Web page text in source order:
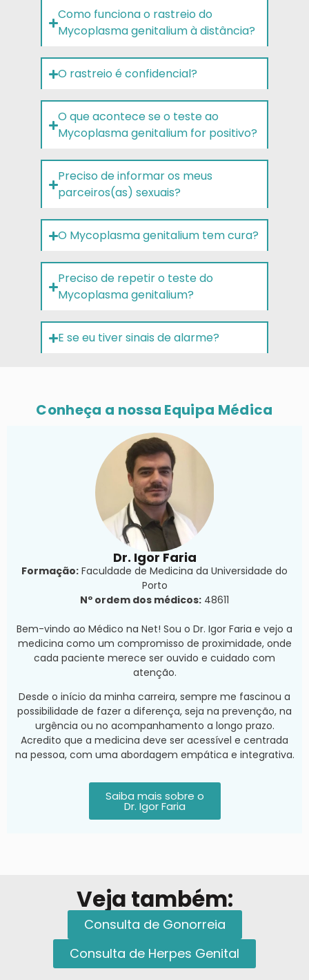
Como funciona o rastreio do
Mycoplasma genitalium à distância?
O rastreio é confidencial?
O que acontece se o teste ao
Mycoplasma genitalium for positivo?
Preciso de informar os meus
parceiros(as) sexuais?
O Mycoplasma genitalium tem cura?
Preciso de repetir o teste do
Mycoplasma genitalium?
E se eu tiver sinais de alarme?
Conheça a nossa Equipa Médica
Dr. Igor Faria
Formação: Faculdade de Medicina da Universidade do
Porto
Nº ordem dos médicos: 48611
Bem-vindo ao Médico na Net! Sou o Dr. Igor Faria e vejo a
medicina como um compromisso de proximidade, onde
cada paciente merece ser ouvido e cuidado com
atenção.
Desde o início da minha carreira, sempre me fascinou a
possibilidade de fazer a diferença, seja na prevenção, na
urgência ou no acompanhamento a longo prazo.
Acredito que a medicina deve ser acessível e centrada
na pessoa, com uma abordagem empática e integrativa.
Saiba mais sobre o
Dr. Igor Faria
Veja também:
Consulta de Gonorreia
Consulta de Herpes Genital